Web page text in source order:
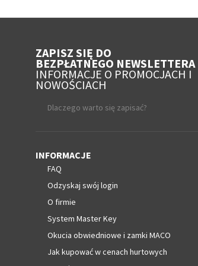
ZAPISZ SIĘ DO
BEZPŁATNEGO NEWSLETTERA
INFORMACJE O PROMOCJACH I
NOWOŚCIACH
Dlaczego warto się zapisać?
INFORMACJE
FAQ
Odzyskaj swój login
O firmie
System Master Key
Okucia obwiedniowe i zamki MACO
Jak kupować w cenach hurtowych